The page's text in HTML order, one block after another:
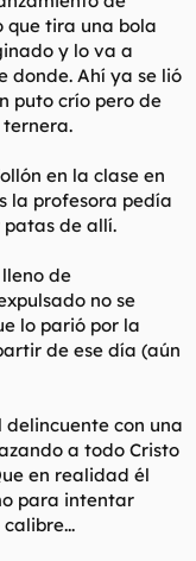
que tira una bola
y lo va a
donde. Ahí ya se lió
puto crío pero de
ternera.
en la clase en
la profesora pedía
patas de allí.
de
no se
lo parió por la
de ese día (aún
con una
a todo Cristo
en realidad él
para intentar